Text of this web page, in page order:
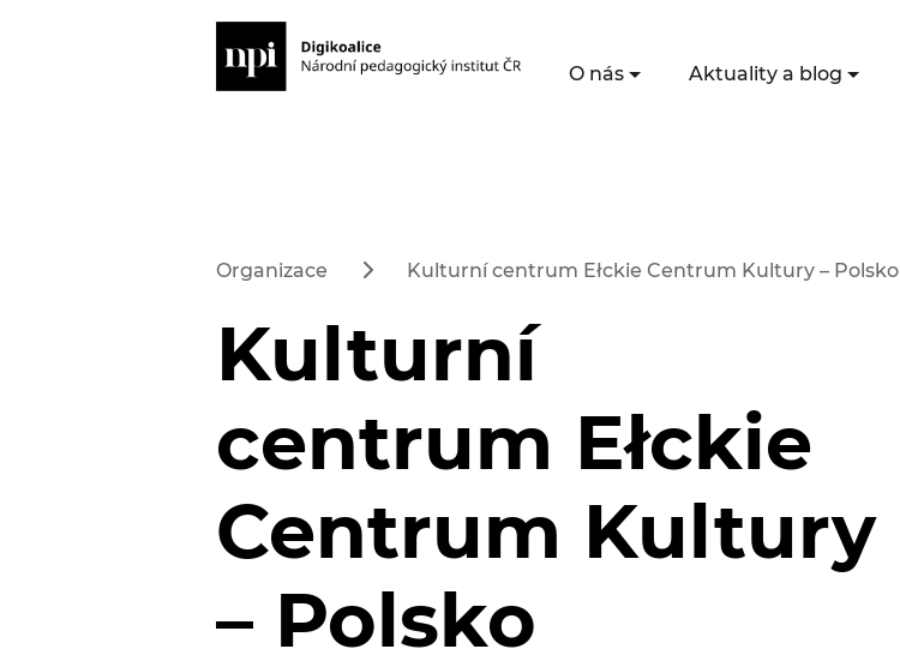
O nás Aktuality a blog
Organizace Kulturní centrum Ełckie Centrum Kultury – Polsko
Kulturní
centrum Ełckie
Centrum Kultury
– Polsko